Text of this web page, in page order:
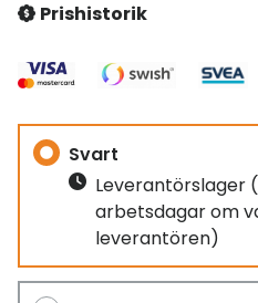
Prishistorik
Svart
Leverantörslager
arbetsdagar om
leverantören)